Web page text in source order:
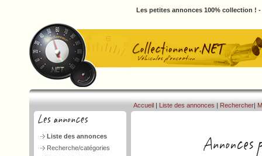
Les petites annonces 100% collection !
Liste des annonces
Recherche/catégories
Accueil | Liste des annonces | Rechercher|